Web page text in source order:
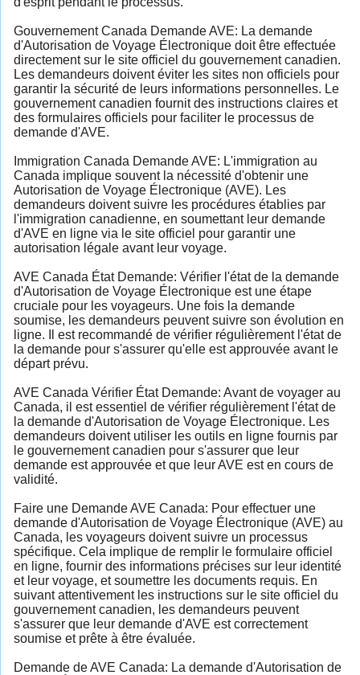
Gouvernement Canada Demande AVE: La demande
d'Autorisation de Voyage Électronique doit être effectuée
directement sur le site officiel du gouvernement canadien.
Les demandeurs doivent éviter les sites non officiels pour
garantir la sécurité de leurs informations personnelles. Le
gouvernement canadien fournit des instructions claires et
des formulaires officiels pour faciliter le processus de
demande d'AVE.
Immigration Canada Demande AVE: L'immigration au
Canada implique souvent la nécessité d'obtenir une
Autorisation de Voyage Électronique (AVE). Les
demandeurs doivent suivre les procédures établies par
l'immigration canadienne, en soumettant leur demande
d'AVE en ligne via le site officiel pour garantir une
autorisation légale avant leur voyage.
AVE Canada État Demande: Vérifier l'état de la demande
d'Autorisation de Voyage Électronique est une étape
cruciale pour les voyageurs. Une fois la demande
soumise, les demandeurs peuvent suivre son évolution en
ligne. Il est recommandé de vérifier régulièrement l'état de
la demande pour s'assurer qu'elle est approuvée avant le
départ prévu.
AVE Canada Vérifier État Demande: Avant de voyager au
Canada, il est essentiel de vérifier régulièrement l'état de
la demande d'Autorisation de Voyage Électronique. Les
demandeurs doivent utiliser les outils en ligne fournis par
le gouvernement canadien pour s'assurer que leur
demande est approuvée et que leur AVE est en cours de
validité.
Faire une Demande AVE Canada: Pour effectuer une
demande d'Autorisation de Voyage Électronique (AVE) au
Canada, les voyageurs doivent suivre un processus
spécifique. Cela implique de remplir le formulaire officiel
en ligne, fournir des informations précises sur leur identité
et leur voyage, et soumettre les documents requis. En
suivant attentivement les instructions sur le site officiel du
gouvernement canadien, les demandeurs peuvent
s'assurer que leur demande d'AVE est correctement
soumise et prête à être évaluée.
Demande de AVE Canada: La demande d'Autorisation de